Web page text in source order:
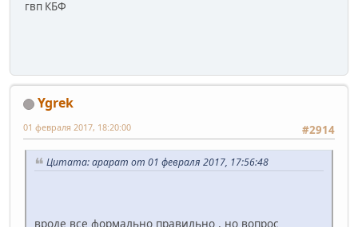
гвп КБФ
Ygrek
#2914
01 февраля 2017, 18:20:00
Цитата: арарат от 01 февраля 2017, 17:56:48
вроде все формально правильно , но вопрос